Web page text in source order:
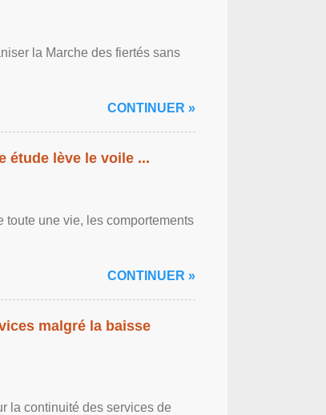
la Marche des fiertés sans
CONTINUER »
étude lève le voile ...
une vie, les comportements
CONTINUER »
malgré la baisse
la continuité des services de